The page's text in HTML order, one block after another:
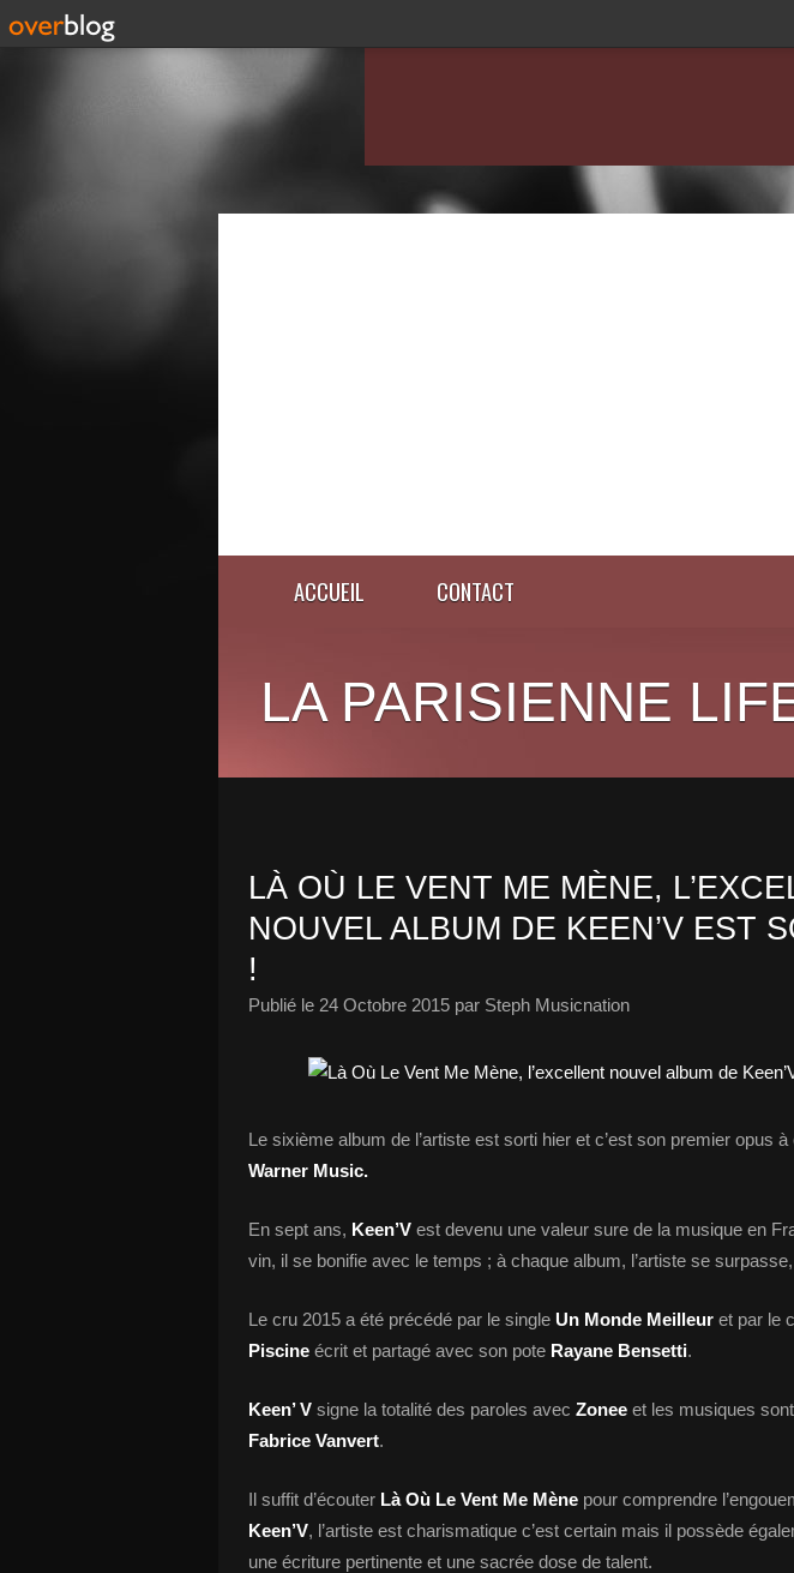
ACCUEIL CONTACT
LA PARISIENNE
LÀ OÙ LE VENT ME MÈNE,
NOUVEL ALBUM DE KEEN’V EST
!
Publié le 24 Octobre 2015 par Steph Musicnation
Le sixième album de l’artiste est sorti hier et c’est son premier opus
Warner Music.
En sept ans, Keen’V est devenu une valeur sure de la musique en
vin, il se bonifie avec le temps ; à chaque album, l’artiste se surpasse,
Le cru 2015 a été précédé par le single Un Monde Meilleur et par le
Piscine écrit et partagé avec son pote Rayane Bensetti.
Keen’ V signe la totalité des paroles avec Zonee et les musiques
Fabrice Vanvert.
Il suffit d’écouter Là Où Le Vent Me Mène pour comprendre
Keen’V, l’artiste est charismatique c’est certain mais il possède
une écriture pertinente et une sacrée dose de talent.